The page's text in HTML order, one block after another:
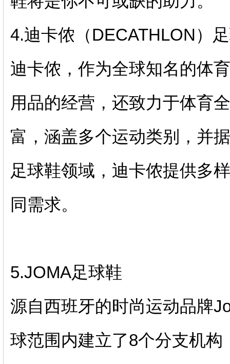
4.迪卡侬（DECATHLON）
迪卡侬，作为全球知名的体
用品的经营，还致力于体育
富，涵盖多个运动类别，并
足球鞋领域，迪卡侬提供多
同需求。
5.JOMA足球鞋
源自西班牙的时尚运动品牌
球范围内建立了8个分支机